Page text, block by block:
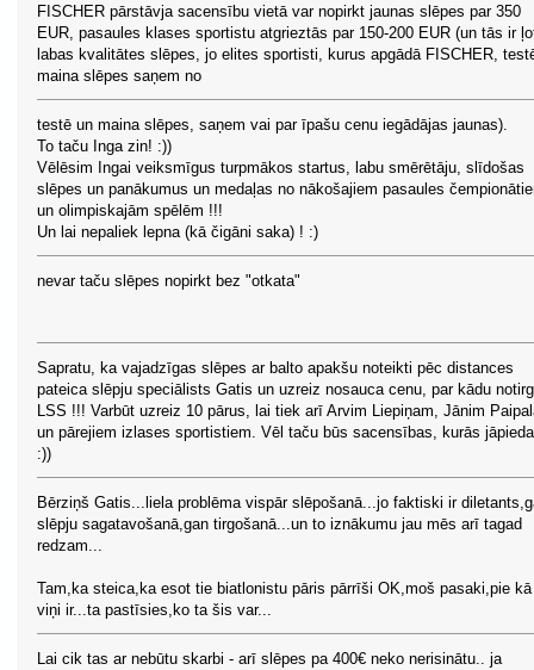
FISCHER pārstāvja sacensību vietā var nopirkt jaunas slēpes par 350
EUR, pasaules klases sportistu atgrieztās par 150-200 EUR (un tās ir
labas kvalitātes slēpes, jo elites sportisti, kurus apgādā FISCHER,
maina slēpes saņem no
testē un maina slēpes, saņem vai par īpašu cenu iegādājas jaunas).
To taču Inga zin! :))
Vēlēsim Ingai veiksmīgus turpmākos startus, labu smērētāju, slīdošas
slēpes un panākumus un medaļas no nākošajiem pasaules
un olimpiskajām spēlēm !!!
Un lai nepaliek lepna (kā čigāni saka) ! :)
nevar taču slēpes nopirkt bez "otkata"
Sapratu, ka vajadzīgas slēpes ar balto apakšu noteikti pēc distances
pateica slēpju speciālists Gatis un uzreiz nosauca cenu, par kādu
LSS !!! Varbūt uzreiz 10 pārus, lai tiek arī Arvim Liepiņam, Jānim
un pārejiem izlases sportistiem. Vēl taču būs sacensības, kurās
:))
Bērziņš Gatis...liela problēma vispār slēpošanā...jo faktiski ir
slēpju sagatavošanā,gan tirgošanā...un to iznākumu jau mēs arī tagad
redzam...
Tam,ka steica,ka esot tie biatlonistu pāris pārrīši OK,moš pasaki,pie
viņi ir...ta pastīsies,ko ta šis var...
Lai cik tas ar nebūtu skarbi - arī slēpes pa 400€ neko nerisinātu.. ja